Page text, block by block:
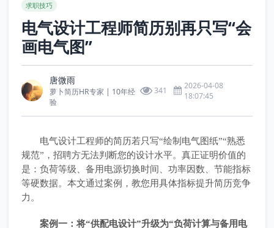
求职技巧
电气设计工程师简历别再只写“会
画电气图”
唐微雨
萝卜简历HR专家 | 10年经
验
341
2026-04-08
18:07:45
电气设计工程师的简历若只写“绘制电气图纸”“熟悉
规范”，招聘方无法判断您的设计水平。真正证明价值的
是：负荷等级、备用电源切换时间、功率因数、节能指标
等硬数据。本文通过案例，教您用具体指标提升简历竞争
力。
案例一：将“供配电设计”升级为“负荷计算与备用电